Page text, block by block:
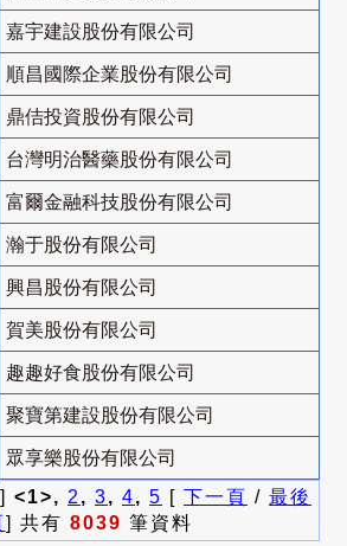
嘉宇建設股份有限公司
順昌國際企業股份有限公司
鼎佶投資股份有限公司
台灣明治醫藥股份有限公司
富爾金融科技股份有限公司
瀚于股份有限公司
興昌股份有限公司
賀美股份有限公司
趣趣好食股份有限公司
聚寶第建設股份有限公司
眾享樂股份有限公司
<1>, 2 , 3, 4, 5 [ 下一頁 / 最後
] 共有 8039 筆資料